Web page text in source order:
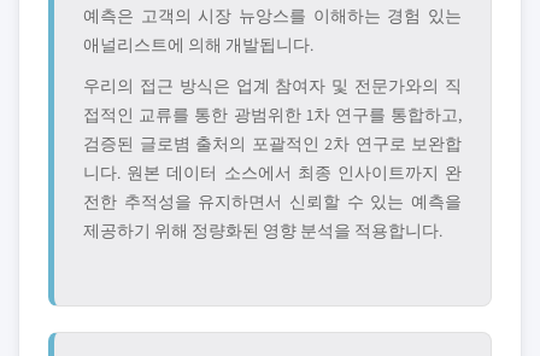
예측은 고객의 시장 뉴앙스를 이해하는 경험 있는
애널리스트에 의해 개발됩니다.
우리의 접근 방식은 업계 참여자 및 전문가와의 직
접적인 교류를 통한 광범위한 1차 연구를 통합하고,
검증된 글로볌 출처의 포괄적인 2차 연구로 보완합
니다. 원본 데이터 소스에서 최종 인사이트까지 완
전한 추적성을 유지하면서 신뢰할 수 있는 예측을
제공하기 위해 정량화된 영향 분석을 적용합니다.